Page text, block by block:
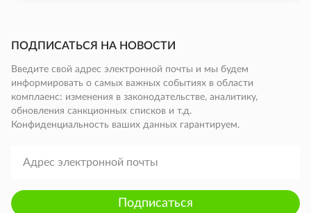
ПОДПИСАТЬСЯ НА НОВОСТИ
Введите свой адрес электронной почты и мы будем
информировать о самых важных событиях в области
комплаенс: изменения в законодательстве, аналитику,
обновления санкционных списков и т.д.
Конфиденциальность ваших данных гарантируем.
Подписаться